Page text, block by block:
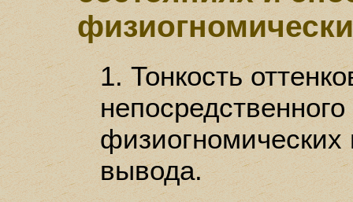
1. Тонкость
физиогномических
вывода.